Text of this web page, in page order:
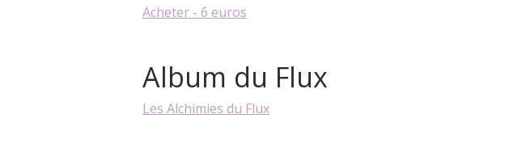
Acheter - 6 euros
Album du Flux
Les Alchimies du Flux